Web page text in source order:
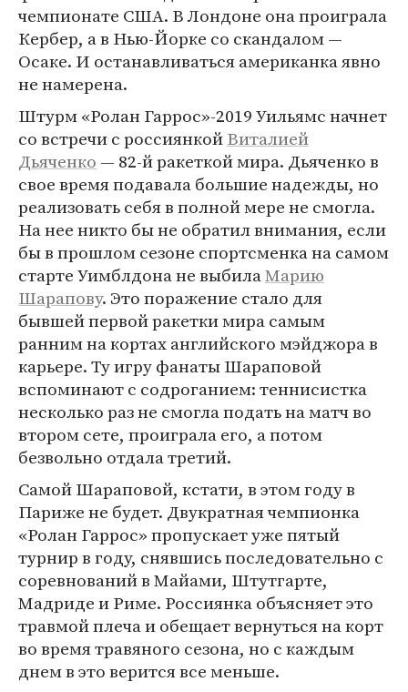
чемпионате США. В Лондоне она проиграла
Кербер, а в Нью-Йорке со скандалом —
Осаке. И останавливаться американка явно
не намерена.
Штурм «Ролан Гаррос»-2019 Уильямс начнет
со встречи с россиянкойВиталией
Дьяченко — 82-й ракеткой мира. Дьяченко в
свое время подавала большие надежды, но
реализовать себя в полной мере не смогла.
На нее никто бы не обратил внимания, если
бы в прошлом сезоне спортсменка на самом
старте Уимблдона не выбилаМарию
Шарапову. Это поражение стало для
бывшей первой ракетки мира самым
ранним на кортах английского мэйджора в
карьере. Ту игру фанаты Шараповой
вспоминают с содроганием: теннисистка
несколько раз не смогла подать на матч во
втором сете, проиграла его, а потом
безвольно отдала третий.
Самой Шараповой, кстати, в этом году в
Париже не будет. Двукратная чемпионка
«Ролан Гаррос» пропускает уже пятый
турнир в году, снявшись последовательно с
соревнований в Майами, Штутгарте,
Мадриде и Риме. Россиянка объясняет это
травмой плеча и обещает вернуться на корт
во время травяного сезона, но с каждым
днем в это верится все меньше.